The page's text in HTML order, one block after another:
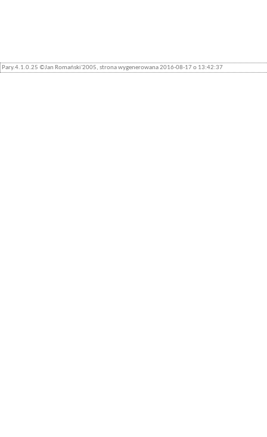
Pary.4.1.0.25 ©Jan Romański'2005, strona wygenerowana 2016-08-17 o 13:42:37